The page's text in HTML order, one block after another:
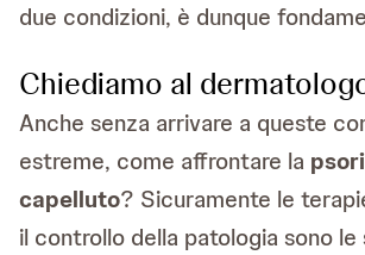
due condizioni, è dunque
Chiediamo al
Anche senza arrivare a queste
estreme, come affrontare la
capelluto? Sicuramente le
il controllo della patologia sono